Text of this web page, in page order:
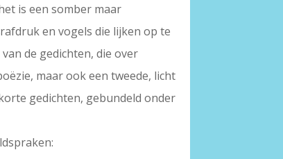
is een somber maar
en vogels die lijken op te
de gedichten, die over
maar ook een tweede, licht
gedichten, gebundeld onder